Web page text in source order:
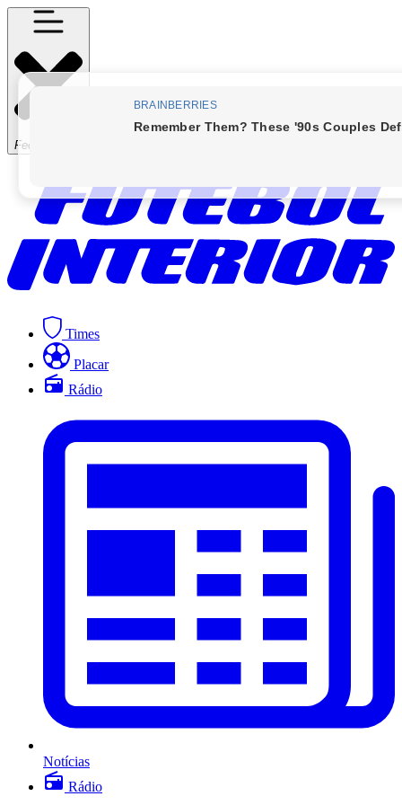
Fechar Menu
Times
Placar
Rádio
Notícias
Rádio